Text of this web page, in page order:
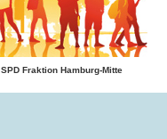
SPD Fraktion Hamburg-Mitte